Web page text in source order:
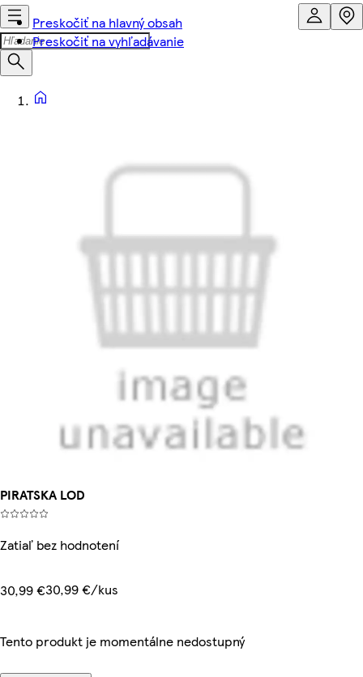
Preskočiť na hlavný obsah
Preskočiť na vyhľadávanie
PIRATSKA LOD
Zatiaľ bez hodnotení
30,99 €30,99 €/kus
Tento produkt je momentálne nedostupný